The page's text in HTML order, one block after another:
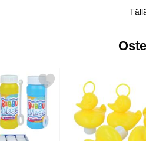
saippuakuplat Magic suosikiksi
Merkitse